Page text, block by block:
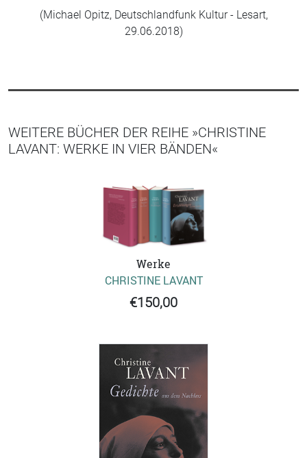
(Michael Opitz, Deutschlandfunk Kultur - Lesart,
29.06.2018)
WEITERE BÜCHER DER REIHE »CHRISTINE
LAVANT: WERKE IN VIER BÄNDEN«
Werke
CHRISTINE LAVANT
€150,00